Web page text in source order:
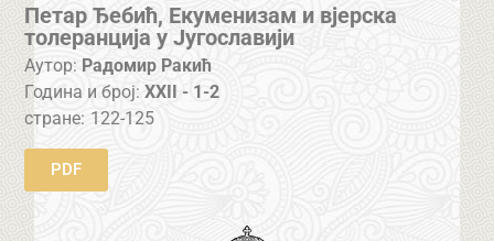
Петар Ђебић, Екуменизам и вјерска
толеранција у Југославији
Аутор: Радомир Ракић
Година и број:XXII - 1-2
стране: 122-125
PDF